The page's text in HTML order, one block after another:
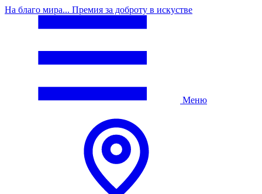
На благо мира... Премия за доброту в искустве
Меню